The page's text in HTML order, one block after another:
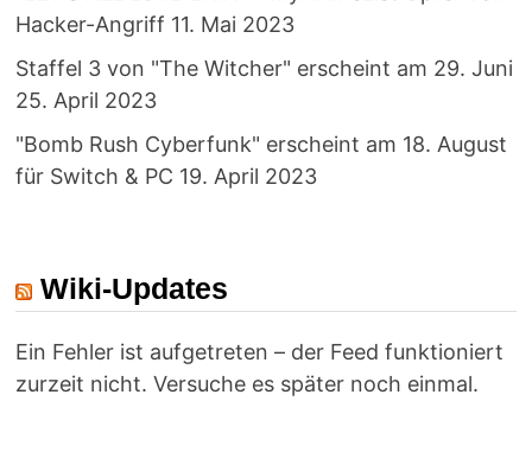
Hacker-Angriff 11. Mai 2023
Staffel 3 von "The Witcher" erscheint am 29. Juni
25. April 2023
"Bomb Rush Cyberfunk" erscheint am 18. August
für Switch & PC 19. April 2023
Wiki-Updates
Ein Fehler ist aufgetreten – der Feed funktioniert
zurzeit nicht. Versuche es später noch einmal.